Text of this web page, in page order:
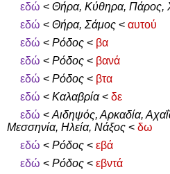
εδώ < Θήρα, Κύθηρα, Πάρος,
εδώ < Θήρα, Σάμος < αυτού
εδώ < Ρόδος < βα
εδώ < Ρόδος < βανά
εδώ < Ρόδος < βτα
εδώ < Καλαβρία< δε
εδώ <Αιδηψός, Αρκαδία,
Μεσσηνία, Ηλεία, Νάξος < δω
εδώ < Ρόδος < εβά
εδώ < Ρόδος < εβντά